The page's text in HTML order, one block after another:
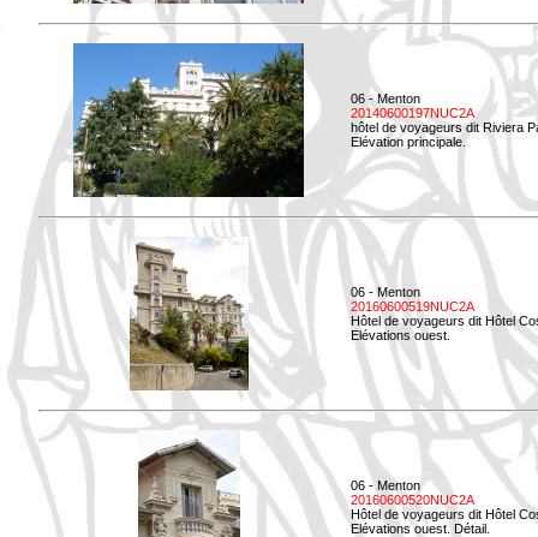
06 - Menton
20140600197NUC2A
hôtel de voyageurs dit Riviera
Elévation principale.
06 - Menton
20160600519NUC2A
Hôtel de voyageurs dit Hôtel
Elévations ouest.
06 - Menton
20160600520NUC2A
Hôtel de voyageurs dit Hôtel
Elévations ouest. Détail.